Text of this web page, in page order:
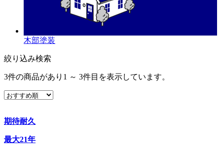
木部塗装
絞り込み検索
3件の商品があり1 ～ 3件目を表示しています。
期待耐久
最大21年